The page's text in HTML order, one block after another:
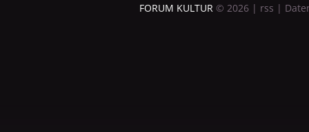
FORUM KULTUR © 2026 | rss |